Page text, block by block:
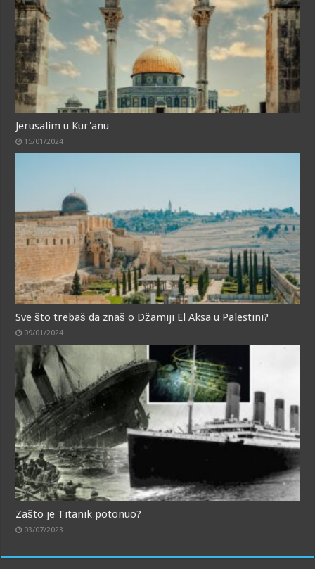
Jerusalim u Kur'anu
15/01/2024
Sve što trebaš da znaš o Džamiji El Aksa u Palestini?
09/01/2024
Zašto je Titanik potonuo?
03/07/2023